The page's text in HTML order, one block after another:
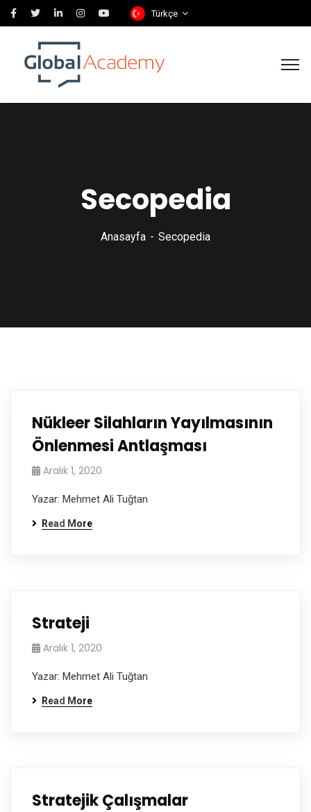
Türkçe
Secopedia
Anasayfa Secopedia
Nükleer Silahların Yayılmasının
Önlenmesi Antlaşması
Aralık 1, 2020
Yazar: Mehmet Ali Tuğtan
Read More
Strateji
Aralık 1, 2020
Yazar: Mehmet Ali Tuğtan
Read More
Stratejik Çalışmalar